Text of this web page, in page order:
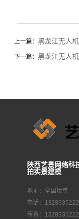
上一篇： 黑龙江无人机航
下一篇： 黑龙江无人机航测
陕西艺景网络科
拍实景建模
地址：全国接单
电话：
传真：